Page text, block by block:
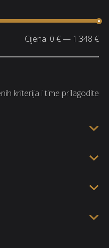
Cijena: 0 €— 1.348 €
kriterija i time prilagodite